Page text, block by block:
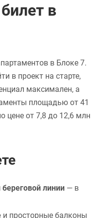
в
в Блоке 7.
в проект на старте,
максимален, а
площадью от 41
цене от 7,8 до 12,6 млн
линии — в
и просторные балконы